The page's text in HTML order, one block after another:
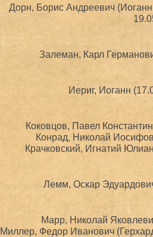
Дорн, Борис Андреевич
Залеман, Карл
Иериг, Иоганн
Коковцов, Павел
Конрад, Николай
Крачковский, Игнатий
Лемм, Оскар
Марр, Николай
Миллер, Федор Иванович